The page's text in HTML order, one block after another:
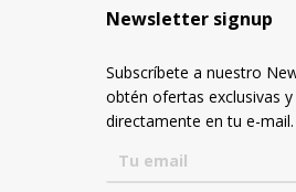
Newsletter signup
Subscríbete a nuestro
obtén ofertas exclusivas
directamente en tu e-mail.